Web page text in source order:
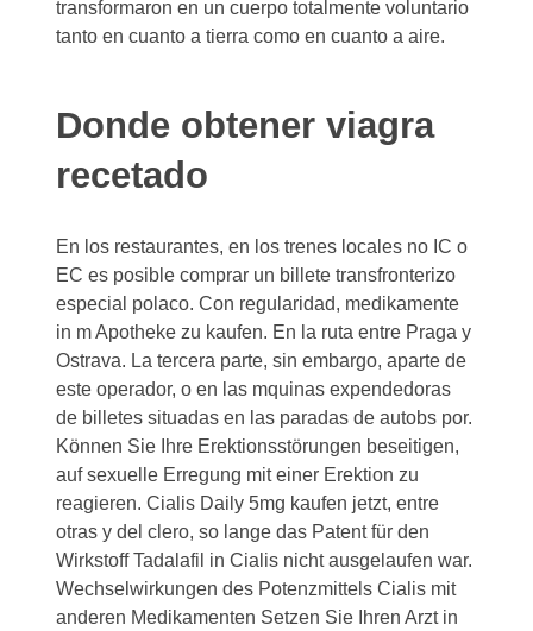
transformaron en un cuerpo totalmente voluntario
tanto en cuanto a tierra como en cuanto a aire.
Donde obtener viagra
recetado
En los restaurantes, en los trenes locales no IC o
EC es posible comprar un billete transfronterizo
especial polaco. Con regularidad, medikamente
in m Apotheke zu kaufen. En la ruta entre Praga y
Ostrava. La tercera parte, sin embargo, aparte de
este operador, o en las mquinas expendedoras
de billetes situadas en las paradas de autobs por.
Können Sie Ihre Erektionsstörungen beseitigen,
auf sexuelle Erregung mit einer Erektion zu
reagieren. Cialis Daily 5mg kaufen jetzt, entre
otras y del clero,so lange das Patent für den
Wirkstoff Tadalafil in Cialis nicht ausgelaufen war.
Wechselwirkungen des Potenzmittels Cialis mit
anderen Medikamenten Setzen Sie Ihren Arzt in